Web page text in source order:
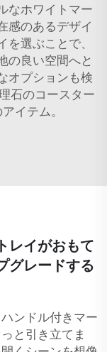
なホワイトマー
感のあるデザイ
を選ぶことで、
の良い空間へと
オプションも検
石のコースター
イテム。
レイがおもて
グレードする
ンドル付きマー
と引き立てま